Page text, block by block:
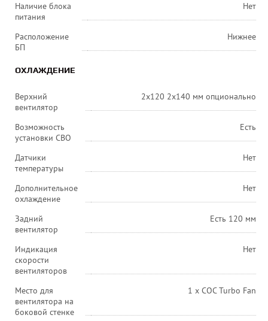
Наличие блока
питания
Нет
Расположение
БП
Нижнее
ОХЛАЖДЕНИЕ
Верхний
вентилятор
2x120 2x140 мм опционально
Возможность
установки СВО
Есть
Датчики
температуры
Нет
Дополнительное
охлаждение
Нет
Задний
вентилятор
Есть 120 мм
Индикация
скорости
вентиляторов
Нет
Место для
вентилятора на
боковой стенке
1 х COC Turbo Fan